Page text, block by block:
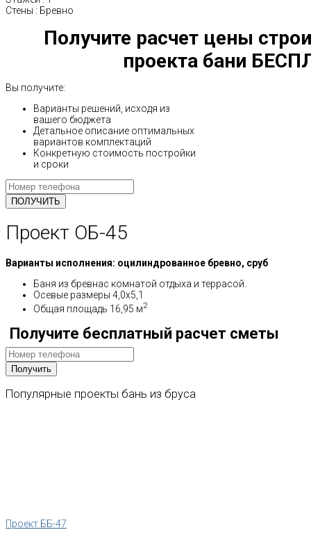
Стены : Бревно
Получите расчет цены
проекта бани
Вы получите:
Варианты решений, исходя из
вашего бюджета
Детальное описание оптимальных
вариантов комплектаций
Конкретную стоимость постройки
и сроки
Проект ОБ-45
Варианты исполнения: оцилиндрованное бревно, сруб
Баня из бревнас комнатой отдыха и террасой.
Осевые размеры 4,0х5,1
Общая площадь 16,95 м2
Получите бесплатный расчет сметы
Популярные проекты бань из бруса
Проект ББ-47